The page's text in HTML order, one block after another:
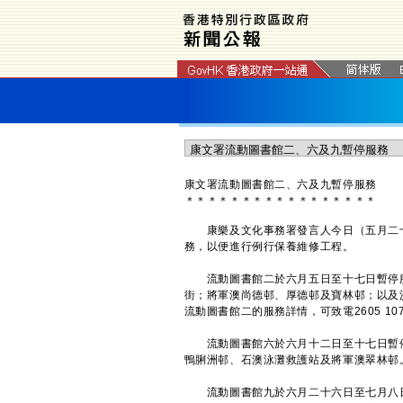
康文署流動圖書館二、六及九暫停服務
＊ ＊ ＊ ＊ ＊ ＊ ＊ ＊ ＊ ＊ ＊ ＊ ＊ ＊ ＊ ＊ ＊
康樂及文化事務署發言人今日（五月二
務，以便進行例行保養維修工程。
流動圖書館二於六月五日至十七日暫停
街；將軍澳尚德邨、厚德邨及寶林邨；以
流動圖書館二的服務詳情，可致電2605
流動圖書館六於六月十二日至十七日暫
鴨脷洲邨、石澳泳灘救護站及將軍澳翠林
流動圖書館九於六月二十六日至七月八